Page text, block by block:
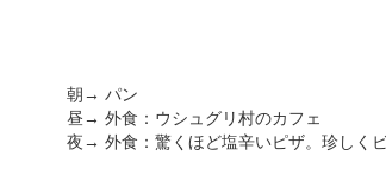
朝→ パン
昼→ 外食：ウシュグリ村のカフェ
夜→ 外食：驚くほど塩辛いピザ。珍しく